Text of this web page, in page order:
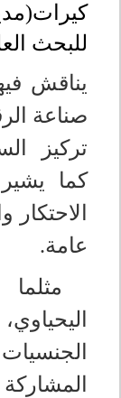
للبحث
يناقش
صناعة
تركيز
كما
عامة.